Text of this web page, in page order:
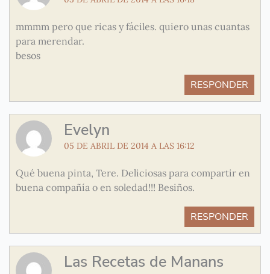
mmmm pero que ricas y fáciles. quiero unas cuantas
para merendar.
besos
RESPONDER
Evelyn
05 DE ABRIL DE 2014 A LAS 16:12
Qué buena pinta, Tere. Deliciosas para compartir en
buena compañía o en soledad!!! Besiños.
RESPONDER
Las Recetas de Manans